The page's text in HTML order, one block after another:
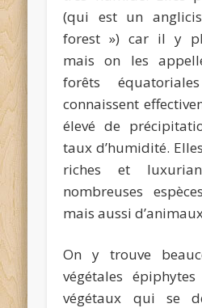
(qui est un
forest ») car il y
mais on les
forêts
connaissent
élevé de
taux d’humidité.
riches et
nombreuses
mais aussi
On y trouve
végétales
végétaux qui se